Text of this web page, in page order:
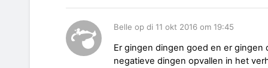
Belle op di 11 okt 2016 om 19:45
Er gingen dingen goed en er
negatieve dingen opvallen in het